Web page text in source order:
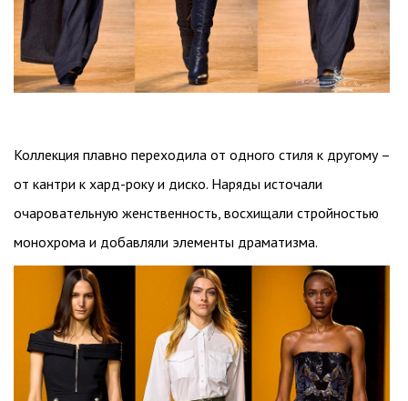
Коллекция плавно переходила от одного стиля к другому –
от кантри к хард-року и диско. Наряды источали
очаровательную женственность, восхищали стройностью
монохрома и добавляли элементы драматизма.